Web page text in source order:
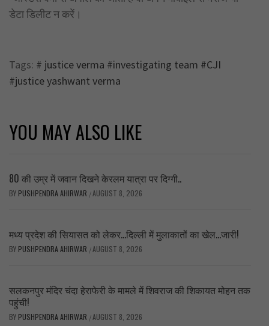
डेटा डिलीट न करें।
Tags: # justice verma #investigating team #CJI
#justice yashwant verma
YOU MAY ALSO LIKE
80 की उम्र में जवान दिखने केरलम यात्रा पर दिग्गी..
BY PUSHPENDRA AHIRWAR /AUGUST 8, 2026
मध्य प्रदेश की सियासत को लेकर…दिल्ली में मुलाकातों का खेल…जारी!
BY PUSHPENDRA AHIRWAR /AUGUST 8, 2026
सलकनपुर मंदिर चंदा हेराफेरी के मामले में शिवराज की शिकायत मोहन तक
पहुंची!
BY PUSHPENDRA AHIRWAR /AUGUST 8, 2026